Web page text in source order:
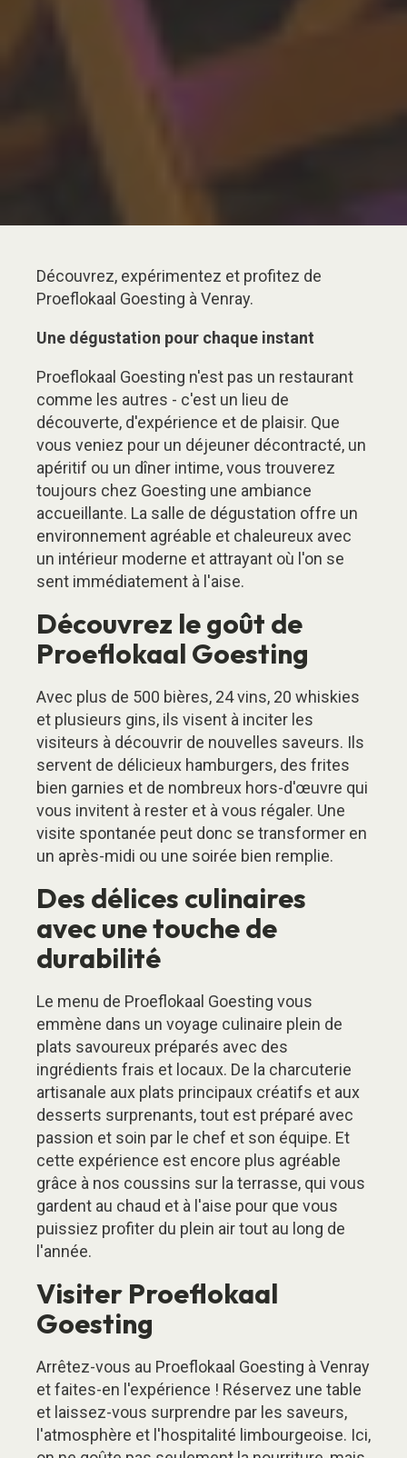
Découvrez, expérimentez et profitez de
Proeflokaal Goesting à Venray.
Une dégustation pour chaque instant
Proeflokaal Goesting n'est pas un restaurant
comme les autres - c'est un lieu de
découverte, d'expérience et de plaisir. Que
vous veniez pour un déjeuner décontracté, un
apéritif ou un dîner intime, vous trouverez
toujours chez Goesting une ambiance
accueillante. La salle de dégustation offre un
environnement agréable et chaleureux avec
un intérieur moderne et attrayant où l'on se
sent immédiatement à l'aise.
Découvrez le goût de
Proeflokaal Goesting
Avec plus de 500 bières, 24 vins, 20 whiskies
et plusieurs gins, ils visent à inciter les
visiteurs à découvrir de nouvelles saveurs. Ils
servent de délicieux hamburgers, des frites
bien garnies et de nombreux hors-d'œuvre qui
vous invitent à rester et à vous régaler. Une
visite spontanée peut donc se transformer en
un après-midi ou une soirée bien remplie.
Des délices culinaires
avec une touche de
durabilité
Le menu de Proeflokaal Goesting vous
emmène dans un voyage culinaire plein de
plats savoureux préparés avec des
ingrédients frais et locaux. De la charcuterie
artisanale aux plats principaux créatifs et aux
desserts surprenants, tout est préparé avec
passion et soin par le chef et son équipe. Et
cette expérience est encore plus agréable
grâce à nos coussins sur la terrasse, qui vous
gardent au chaud et à l'aise pour que vous
puissiez profiter du plein air tout au long de
l'année.
Visiter Proeflokaal
Goesting
Arrêtez-vous au Proeflokaal Goesting à Venray
et faites-en l'expérience ! Réservez une table
et laissez-vous surprendre par les saveurs,
l'atmosphère et l'hospitalité limbourgeoise. Ici,